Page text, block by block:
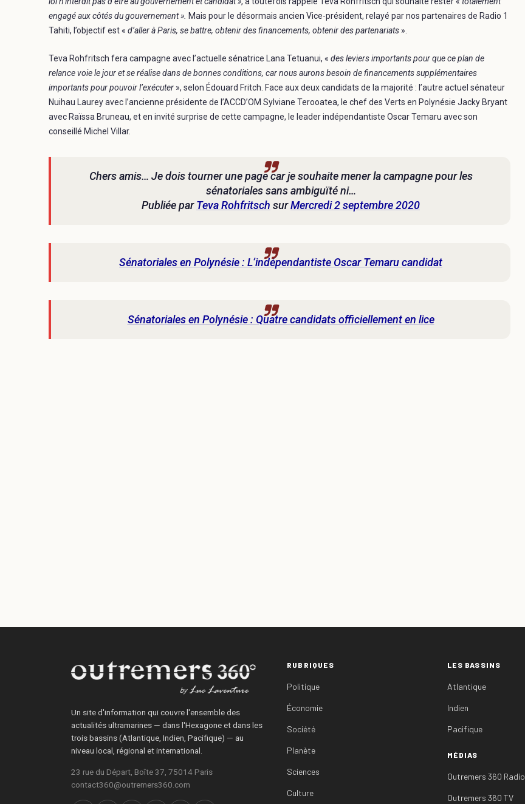
engagé aux côtés du gouvernement ». Mais pour le désormais ancien Vice-président, relayé par nos partenaires de Radio 1
Tahiti, l’objectif est « d’aller à Paris, se battre, obtenir des financements, obtenir des partenariats ».
Teva Rohfritsch fera campagne avec l’actuelle sénatrice Lana Tetuanui, « des leviers importants pour que ce plan de
relance voie le jour et se réalise dans de bonnes conditions, car nous aurons besoin de financements supplémentaires
importants pour pouvoir l’exécuter », selon Édouard Fritch. Face aux deux candidats de la majorité : l’autre actuel sénateur
Nuihau Laurey avec l’ancienne présidente de l’ACCD’OM Sylviane Terooatea, le chef des Verts en Polynésie Jacky Bryant
avec Raïssa Bruneau, et en invité surprise de cette campagne, le leader indépendantiste Oscar Temaru avec son
conseillé Michel Villar.
Chers amis… Je dois tourner une page car je souhaite mener la campagne pour les
sénatoriales sans ambiguïté ni…
Publiée parTeva Rohfritsch surMercredi 2 septembre 2020
Sénatoriales en Polynésie : L’indépendantiste Oscar Temaru candidat
Sénatoriales en Polynésie : Quatre candidats officiellement en lice
Un site d'information qui couvre l'ensemble des
actualités ultramarines — dans l'Hexagone et dans les
trois bassins (Atlantique, Indien, Pacifique) — au
niveau local, régional et international.
23 rue du Départ, Boîte 37, 75014 Paris
contact360@outremers360.com
RUBRIQUES
Politique
Économie
Société
Planète
Sciences
Culture
LES BASSINS
Atlantique
Indien
Pacifique
MÉDIAS
Outremers 360 Radio
Outremers 360 TV